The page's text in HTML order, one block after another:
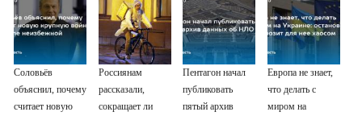
Соловьёв
объяснил, почему
считает новую
Россиянам
рассказали,
сокращает ли
Пентагон начал
публиковать
пятый архив
Европа не знает,
что делать с
миром на